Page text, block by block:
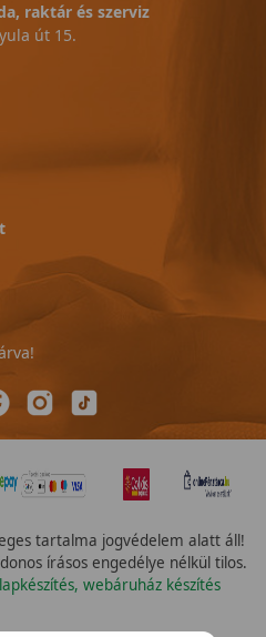
raktár és szerviz
út 15.
tartalma jogvédelem alatt áll!
írásos engedélye nélkül tilos.
webáruház készítés